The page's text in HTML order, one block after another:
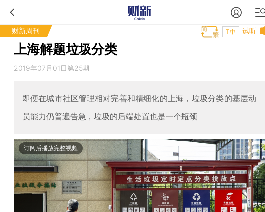
财新周刊 试听
T中
上海解题垃圾分类
2019年07月01日第25期
即便在城市社区管理相对完善和精细化的上海，垃圾分类的基层动
员能力仍普遍告急，垃圾的后端处置也是一个瓶颈
订阅后播放完整视频